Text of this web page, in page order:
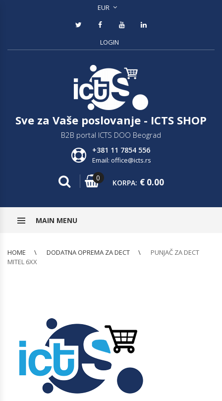
EUR
LOGIN
Sve za Vaše poslovanje - ICTS SHOP
B2B portal ICTS DOO Beograd
+381 11 7854 556
Email: office@icts.rs
0
KORPA: €0.00
MAIN MENU
HOME DODATNA OPREMA ZA DECT
PUNJAČ ZA DECT
MITEL 6XX